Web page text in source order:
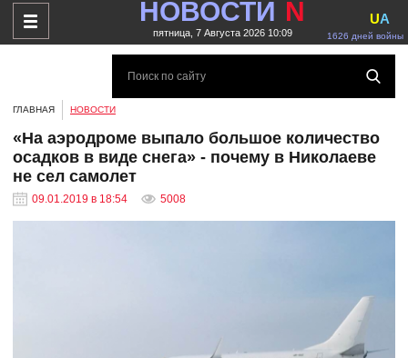
НОВОСТИ N
пятница, 7 Августа 2026 10:09 1626 дней войны
UA
ГЛАВНАЯ НОВОСТИ
«На аэродроме выпало большое количество
осадков в виде снега» - почему в Николаеве
не сел самолет
09.01.2019 в 18:54 5008